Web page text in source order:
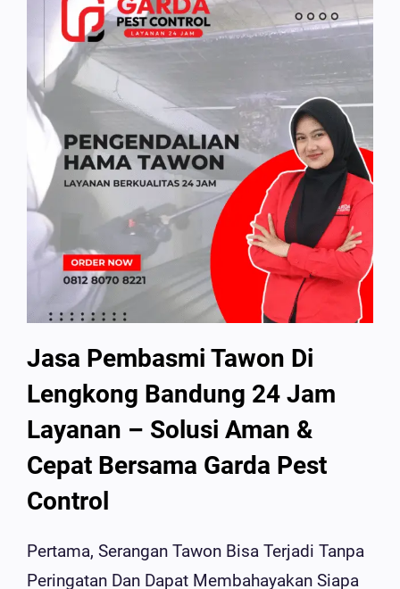
Jasa Pembasmi Tawon Di
Lengkong Bandung 24 Jam
Layanan – Solusi Aman &
Cepat Bersama Garda Pest
Control
Pertama, Serangan Tawon Bisa Terjadi Tanpa
Peringatan Dan Dapat Membahayakan Siapa